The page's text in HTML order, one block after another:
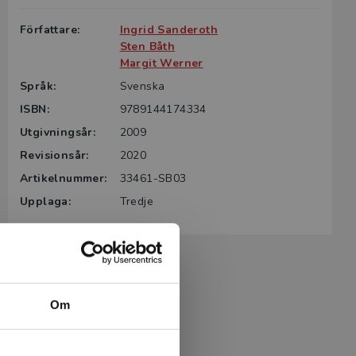
Om
Författare:
Ingrid Sanderoth
Sten Båth
Margit Werner
Språk:
Svenska
ISBN:
9789144174334
Utgivningsår:
2009
Revisionsår:
2020
Artikelnummer:
33461-SB03
Upplaga:
Tredje